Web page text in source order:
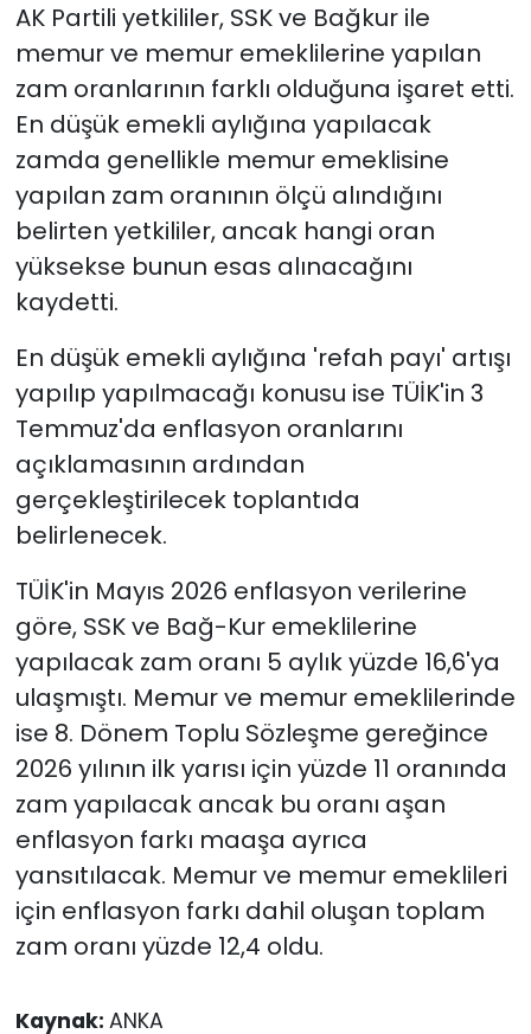
AK Partili yetkililer, SSK ve Bağkur ile
memur ve memur emeklilerine yapılan
zam oranlarının farklı olduğuna işaret etti.
En düşük emekli aylığına yapılacak
zamda genellikle memur emeklisine
yapılan zam oranının ölçü alındığını
belirten yetkililer, ancak hangi oran
yüksekse bunun esas alınacağını
kaydetti.
En düşük emekli aylığına 'refah payı' artışı
yapılıp yapılmacağı konusu ise TÜİK'in 3
Temmuz'da enflasyon oranlarını
açıklamasının ardından
gerçekleştirilecek toplantıda
belirlenecek.
TÜİK'in Mayıs 2026 enflasyon verilerine
göre, SSK ve Bağ-Kur emeklilerine
yapılacak zam oranı 5 aylık yüzde 16,6'ya
ulaşmıştı. Memur ve memur emeklilerinde
ise 8. Dönem Toplu Sözleşme gereğince
2026 yılının ilk yarısı için yüzde 11 oranında
zam yapılacak ancak bu oranı aşan
enflasyon farkı maaşa ayrıca
yansıtılacak. Memur ve memur emeklileri
için enflasyon farkı dahil oluşan toplam
zam oranı yüzde 12,4 oldu.
Kaynak: ANKA